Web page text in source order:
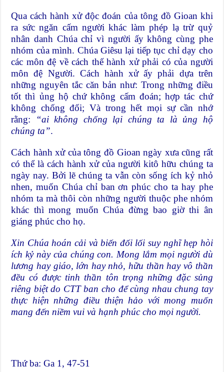
Qua cách hành xử độc đoán của tông đồ Gioan khi
ra sức ngăn cấm người khác làm phép lạ trừ quỷ
nhân danh Chúa chỉ vì người ấy không cùng phe
nhóm của mình. Chúa Giêsu lại tiếp tục chỉ dạy cho
các môn đệ về cách thế hành xử phải có của người
môn đệ Người. Cách hành xử ấy phải dựa trên
những nguyên tắc căn bản như: Trong những điều
tốt thì ủng hộ chứ không cấm đoán; hợp tác chứ
không chống đối; Và trong hết mọi sự cần nhớ
rằng:
“ai không chống lại chúng ta là ủng hộ
chúng ta”.
Cách hành xử của tông đồ Gioan ngày xưa cũng rất
có thể là cách hành xử của người kitô hữu chúng ta
ngày nay. Bởi lẽ chúng ta vẫn còn sống ích kỷ nhỏ
nhen, muốn Chúa chỉ ban ơn phúc cho ta hay phe
nhóm ta mà thôi còn những người thuộc phe nhóm
khác thì mong muốn Chúa đừng bao giờ thi ân
giáng phúc cho họ.
Xin Chúa hoán cải và biến đối lối suy nghĩ hẹp hòi
ích kỷ này của chúng con. Mong lắm mọi người dù
lương hay giáo, lớn hay nhỏ, hữu thần hay vô thần
đều có được tinh thần tôn trọng những đặc sủng
riêng biệt do CTT ban cho để cùng nhau chung tay
thực hiện những điều thiện hảo với mong muốn
mang đến niềm vui và hạnh phúc cho mọi người.
Thứ ba: Ga 1, 47-51